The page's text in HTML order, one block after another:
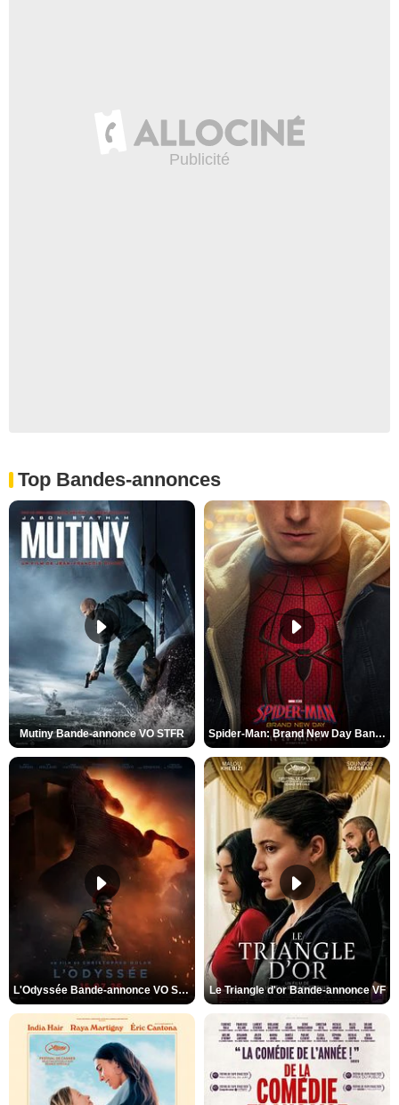
Top Bandes-annonces
Mutiny Bande-annonce VO STFR Spider-Man: Brand New Day Bande-annonce VO STFR
L'Odyssée Bande-annonce VO STFR Le Triangle d'or Bande-annonce VF